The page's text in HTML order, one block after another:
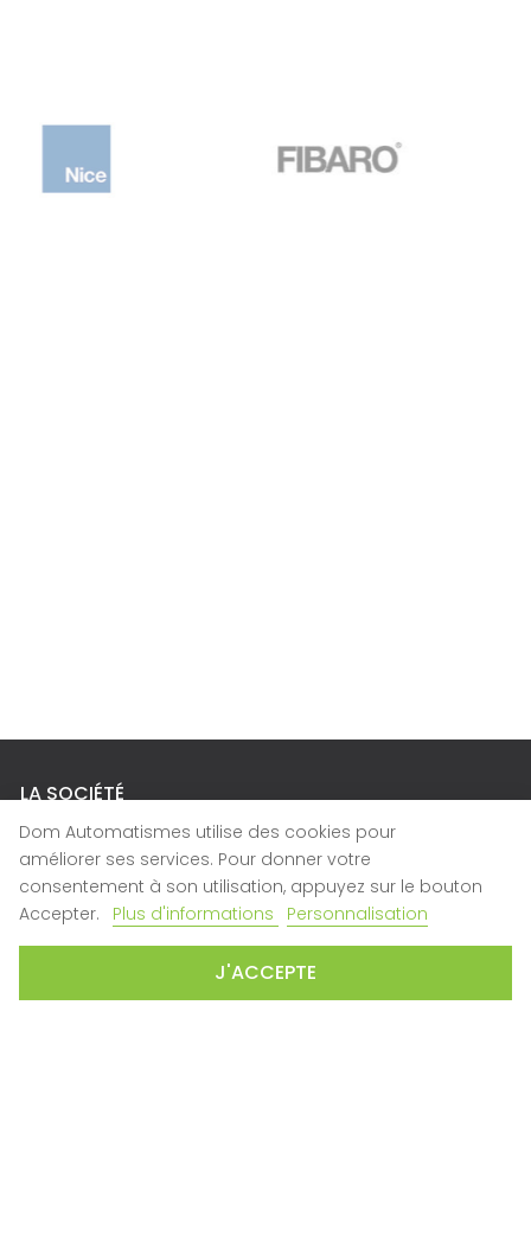
LA SOCIÉTÉ
Qui sommes-nous ?
Nous contacter
Nos magasins
SERVICE CLIENT
SAV
Dom Automatismes utilise des cookies pour
améliorer ses services. Pour donner votre
consentement à son utilisation, appuyez sur le bouton
Accepter.
Plus d'informations Personnalisation
J'ACCEPTE